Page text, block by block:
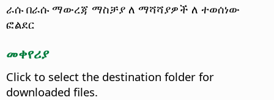
ራሱ በራሱ ማውረጃ ማስቻያ ለ ማሻሻያዎች ለ ተወሰነው
ፎልደር
መቀየሪያ
Click to select the destination folder for
downloaded files.